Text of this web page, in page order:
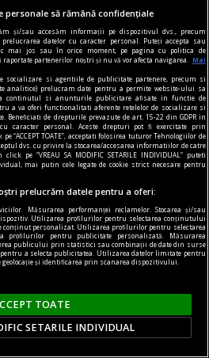
melancolie și idealism
personale să rămână confidențiale
și/sau accesăm informații pe dispozitivul dvs., precum
datelor cu caracter personal. Puteți accepta sau
mai jos sau în orice moment, pe pagina cu politica de
raportate partenerilor noștri și nu vă vor afecta navigarea.
Mai
socializare si agentiile de publicitate partenere, precum si
analitice) prelucram date pentru a permite website-ului sa
continutul si anunturile publicitare afisate in functie de
a va oferi functionalitati aferente retelelor de socializare si
Beneficiati de drepturile prevazute de art. 15-22 din GDPR in
caracter personal. Aceste drepturi pot fi exercitate prin
pe “ACCEPT TOATE”, acceptati folosirea tuturor Tehnologiilor de
dvs. cu privire la stocarea/accesarea informatiilor de catre
pe “VREAU SA MODIFIC SETARILE INDIVIDUAL” puteti
mai putin cele legate de cookie strict necesare pentru
prelucrăm datele pentru a oferi:
Măsurarea performanței reclamelor. Stocarea și/sau
Utilizarea profilurilor pentru selectarea conținutului
conținut personalizat. Utilizarea profilurilor pentru selectarea
profilurilor pentru publicitate personalizată. Măsurarea
publicului prin statistici sau combinații de date din surse
a selecta publicitatea. Utilizarea datelor limitate pentru
geolocație și identificarea prin scanarea dispozitivului.
TOATE
SETARILE INDIVIDUAL